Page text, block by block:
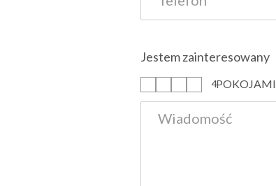
Jestem zainteresowany
4POKOJAMI